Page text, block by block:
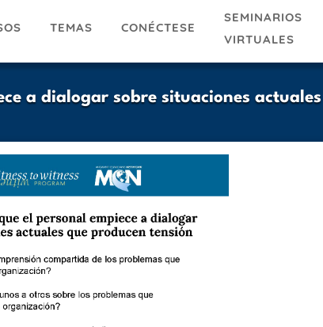
TEMAS CONÉCTESE
SEMINARIOS
VIRTUALES
a dialogar sobre situaciones